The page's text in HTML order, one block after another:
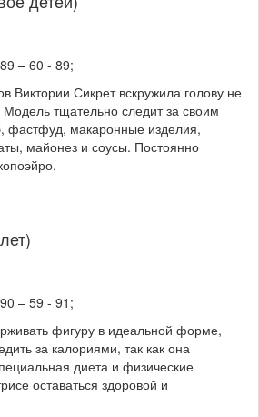
– 60 - 89;
Виктории Сикрет вскружила голову не
тщательно следит за своим
фастфуд, макаронные изделия,
майонез и соусы. Постоянно
– 59 - 91;
фигуру в идеальной форме,
за калориями, так как она
диета и физические
оставаться здоровой и